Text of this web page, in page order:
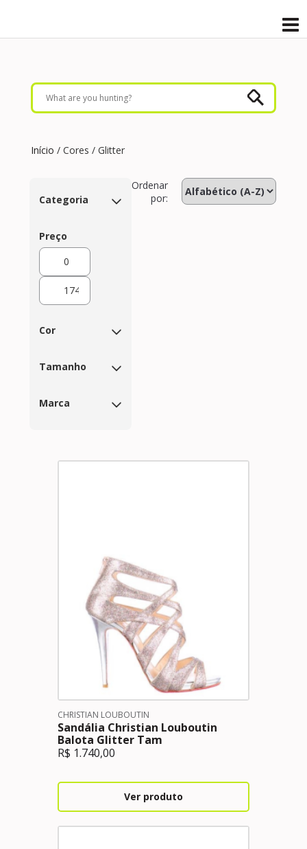
Início / Cores / Glitter
Categoria
Preço
Cor
Tamanho
Marca
Ordenar
por:
CHRISTIAN LOUBOUTIN
Sandália Christian Louboutin
Balota Glitter Tam
R$ 1.740,00
Ver produto